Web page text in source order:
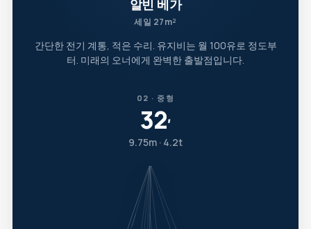
알빈 베가
세일 27m²
간단한 전기 계통, 적은 수리. 유지비는 월 100유로 정도부
터. 미래의 오너에게 완벽한 출발점입니다.
02 · 중형
32′
9.75m · 4.2t